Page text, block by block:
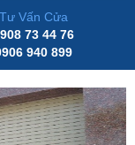
Tư Vấn Cửa
73 44 76
940 899